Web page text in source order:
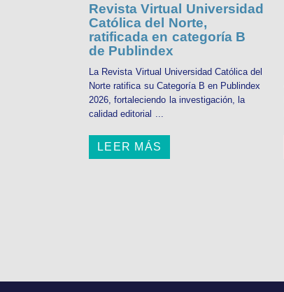
Revista Virtual Universidad
Católica del Norte,
ratificada en categoría B
de Publindex
La Revista Virtual Universidad Católica del
Norte ratifica su Categoría B en Publindex
2026, fortaleciendo la investigación, la
calidad editorial ...
LEER MÁS